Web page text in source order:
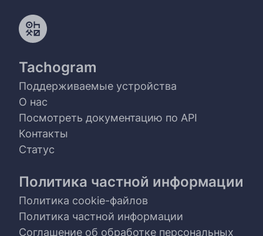
Tachogram
Поддерживаемые устройства
О нас
Посмотреть документацию по API
Контакты
Статус
Политика частной информации
Политика cookie-файлов
Политика частной информации
Соглашение об обработке персональных